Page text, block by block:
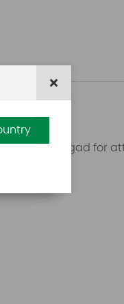
vara inloggad för